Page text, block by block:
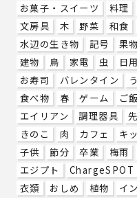
お菓子・スイーツ
料理
文房具
木 野菜 和食
水辺の生き物
記号 果
建物
鳥 家電 虫 日
お寿司
バレンタイン
食べ物
春 ゲーム ご飯
エイリアン
調理器具
きのこ
肉 カフェ キ
子供
節分 卒業 梅雨
エジプト
ChargeSPOT
衣類
おしめ 植物 イ